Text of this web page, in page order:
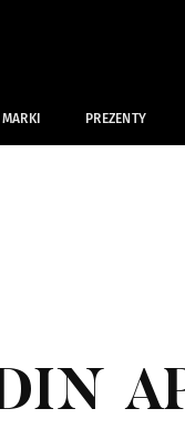
MARKI PREZENTY